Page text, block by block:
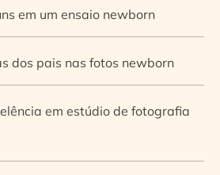
em um ensaio newborn
dos pais nas fotos newborn
em estúdio de fotografia